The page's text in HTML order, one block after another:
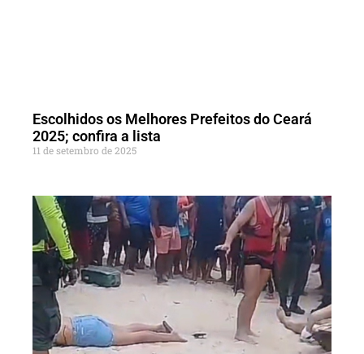
Escolhidos os Melhores Prefeitos do Ceará
2025; confira a lista
11 de setembro de 2025